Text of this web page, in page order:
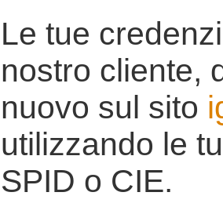
Le tue
nostro cliente,
nuovo sul sito
utilizzando le
SPID o CIE.